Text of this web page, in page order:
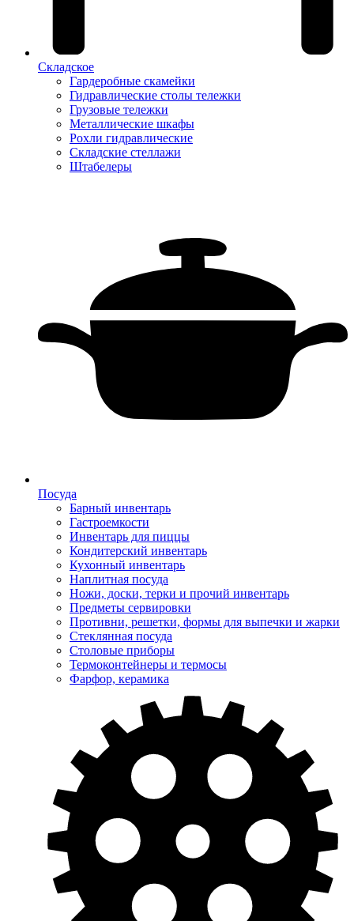
Складское
Гардеробные скамейки
Гидравлические столы тележки
Грузовые тележки
Металлические шкафы
Рохли гидравлические
Складские стеллажи
Штабелеры
Посуда
Барный инвентарь
Гастроемкости
Инвентарь для пиццы
Кондитерский инвентарь
Кухонный инвентарь
Наплитная посуда
Ножи, доски, терки и прочий инвентарь
Предметы сервировки
Противни, решетки, формы для выпечки и жарки
Стеклянная посуда
Столовые приборы
Термоконтейнеры и термосы
Фарфор, керамика